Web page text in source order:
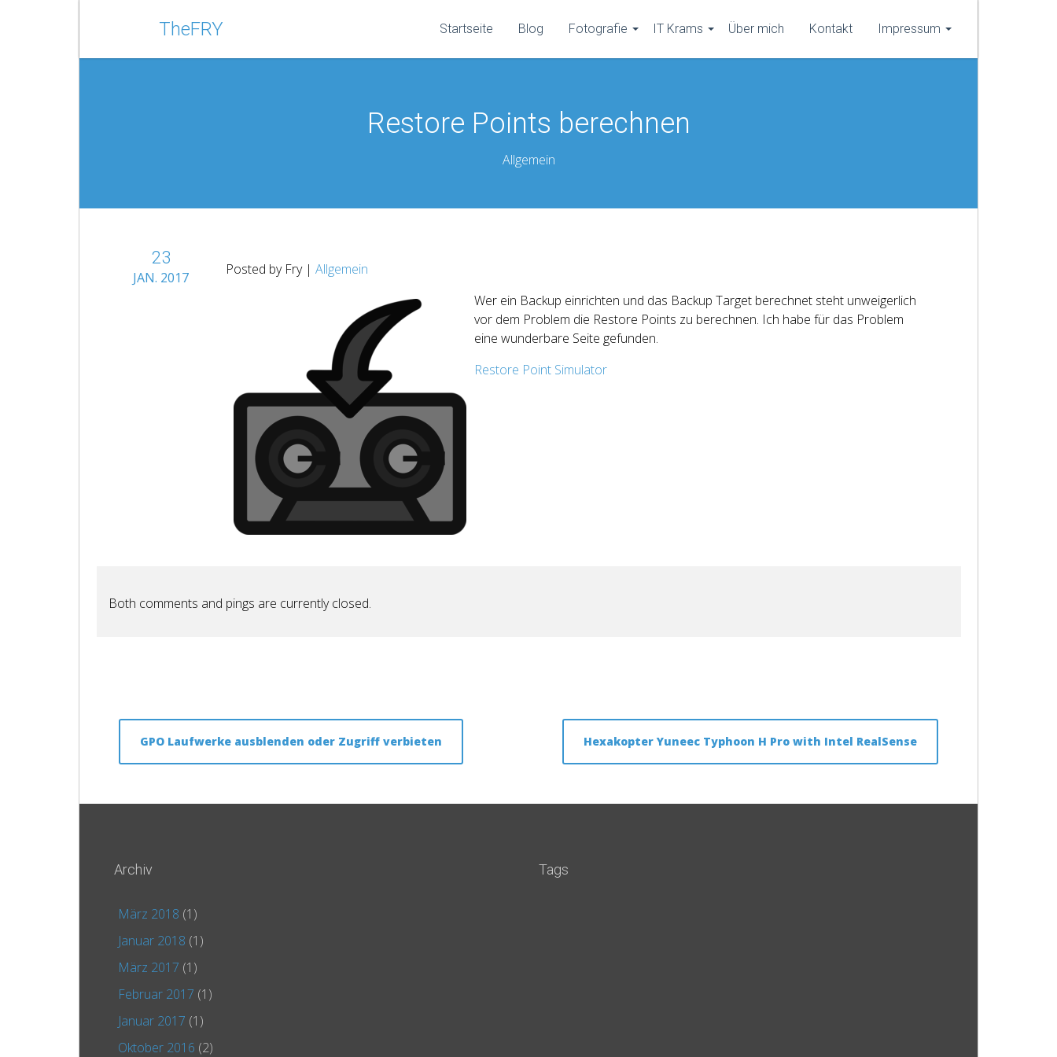
TheFRY Startseite Blog Fotografie IT Krams Über mich Kontakt Impressum
Restore Points berechnen
Allgemein
23
JAN. 2017 Posted by Fry |Allgemein
Wer ein Backup einrichten und das Backup Target berechnet steht unweigerlich
vor dem Problem die Restore Points zu berechnen. Ich habe für das Problem
eine wunderbare Seite gefunden.
Restore Point Simulator
Both comments and pings are currently closed.
Hexakopter Yuneec Typhoon H Pro with Intel RealSense
GPO Laufwerke ausblenden oder Zugriff verbieten
Archiv
März 2018 (1)
Januar 2018 (1)
März 2017 (1)
Februar 2017 (1)
Januar 2017 (1)
Oktober 2016 (2)
Tags